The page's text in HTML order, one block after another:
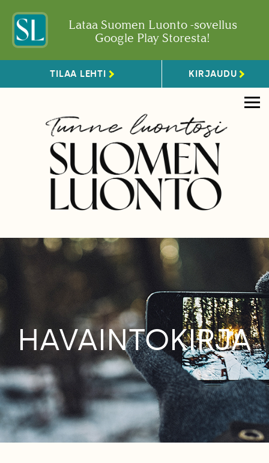
Lataa Suomen Luonto -sovellus
Google Play Storesta!
TILAA LEHTI KIRJAUDU
HAVAINTOKIRJA